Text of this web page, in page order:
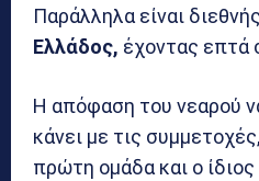
Παράλληλα είναι
Ελλάδος, έχοντας επτά
Η απόφαση του νεαρού
κάνει με τις
πρώτη ομάδα και ο